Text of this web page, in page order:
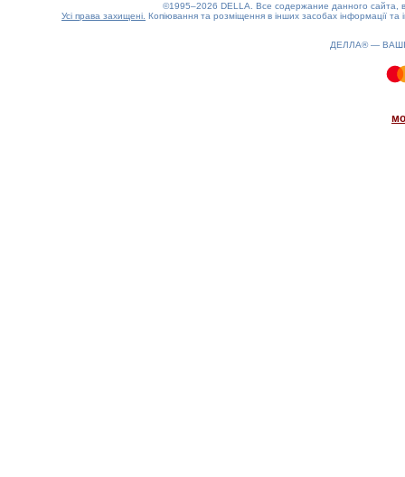
©1995–2026 DELLA. Все содержание данного сайта,
Усі права захищені. Копіювання та розміщення в інших засобах інформації
ДЕЛЛА® —